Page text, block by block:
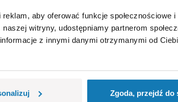
aby oferować funkcje społecznościowe i
witryny, udostępniamy partnerom
z innymi danymi otrzymanymi od
Zgoda, przejdź do